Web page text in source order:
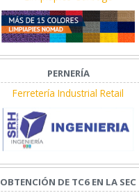
PERNERÍA
Ferretería Industrial Retail
OBTENCIÓN DE TC6 EN LA SEC